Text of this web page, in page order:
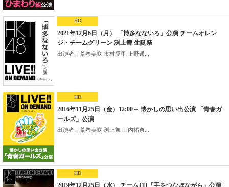
HD
2021年12月6日（月） 「博多なないろ」公演 チームオレン
ジ・チームグリーン 渕上舞 生誕祭
出演者：荒巻美咲 市村愛里 上野遥...
HD
2016年11月25日（金）12:00～ 懐かしの思い出公演 「青春ガ
ールズ」公演
出演者：荒巻美咲 渕上舞 山内祐奈...
HD
2019年12月25日（水） チームTII「手をつなぎながら」公演